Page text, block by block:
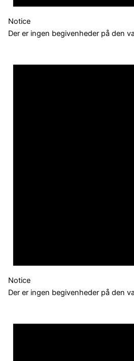
Notice
Der er ingen begivenheder på den
Notice
Der er ingen begivenheder på den